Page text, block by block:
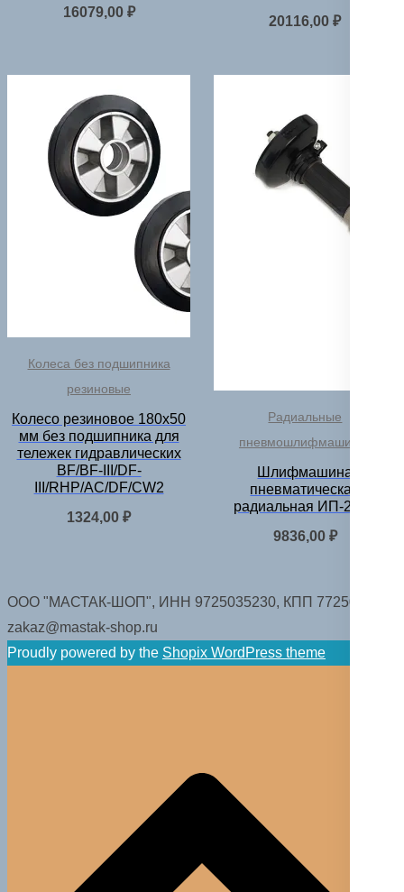
16079,00 ₽
20116,00₽
Колеса без подшипника
резиновые
Колесо резиновое 180х50
мм без подшипника для
тележек гидравлических
BF/BF-III/DF-
III/RHP/AC/DF/CW2
1324,00₽
Радиальные
пневмошлифмашинки
Шлифмашина
пневматическая
радиальная ИП-2063
9836,00 ₽
ООО "МАСТАК-ШОП", ИНН 9725035230, КПП 772501001.
zakaz@mastak-shop.ru
Proudly powered by the Shopix WordPress theme